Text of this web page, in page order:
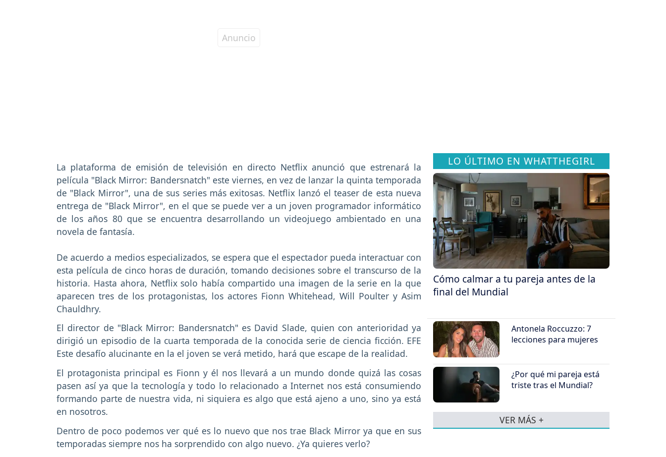
La plataforma de emisión de televisión en directo Netflix anunció que estrenará la
película "Black Mirror: Bandersnatch" este viernes, en vez de lanzar la quinta temporada
de "Black Mirror", una de sus series más exitosas. Netflix lanzó el teaser de esta nueva
entrega de "Black Mirror", en el que se puede ver a un joven programador informático
de los años 80 que se encuentra desarrollando un videojuego ambientado en una
novela de fantasía.
De acuerdo a medios especializados, se espera que el espectador pueda interactuar con
esta película de cinco horas de duración, tomando decisiones sobre el transcurso de la
historia. Hasta ahora, Netflix solo había compartido una imagen de la serie en la que
aparecen tres de los protagonistas, los actores Fionn Whitehead, Will Poulter y Asim
Chauldhry.
El director de "Black Mirror: Bandersnatch" es David Slade, quien con anterioridad ya
dirigió un episodio de la cuarta temporada de la conocida serie de ciencia ficción. EFE
Este desafío alucinante en la el joven se verá metido, hará que escape de la realidad.
El protagonista principal es Fionn y él nos llevará a un mundo donde quizá las cosas
pasen así ya que la tecnología y todo lo relacionado a Internet nos está consumiendo
formando parte de nuestra vida, ni siquiera es algo que está ajeno a uno, sino ya está
en nosotros.
Dentro de poco podemos ver qué es lo nuevo que nos trae Black Mirror ya que en sus
temporadas siempre nos ha sorprendido con algo nuevo. ¿Ya quieres verlo?
LO ÚLTIMO EN WHATTHEGIRL
Cómo calmar a tu pareja antes de la
final del Mundial
Antonela Roccuzzo: 7
lecciones para mujeres
¿Por qué mi pareja está
triste tras el Mundial?
VER MÁS +